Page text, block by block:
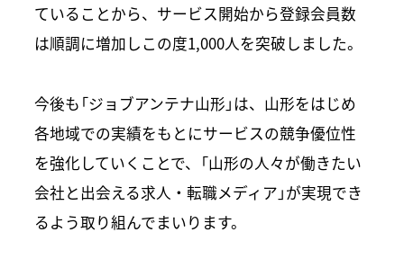
ていることから、サービス開始から登録会員数
は順調に増加しこの度1,000人を突破しました。
今後も「ジョブアンテナ山形」は、山形をはじめ
各地域での実績をもとにサービスの競争優位性
を強化していくことで、「山形の人々が働きたい
会社と出会える求人・転職メディア」が実現でき
るよう取り組んでまいります。